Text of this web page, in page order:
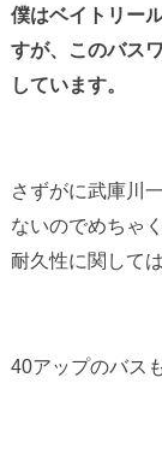
僕はベイトリー
すが、このバス
しています。
さずがに武庫川
ないのでめちゃ
耐久性に関して
40アップのバス